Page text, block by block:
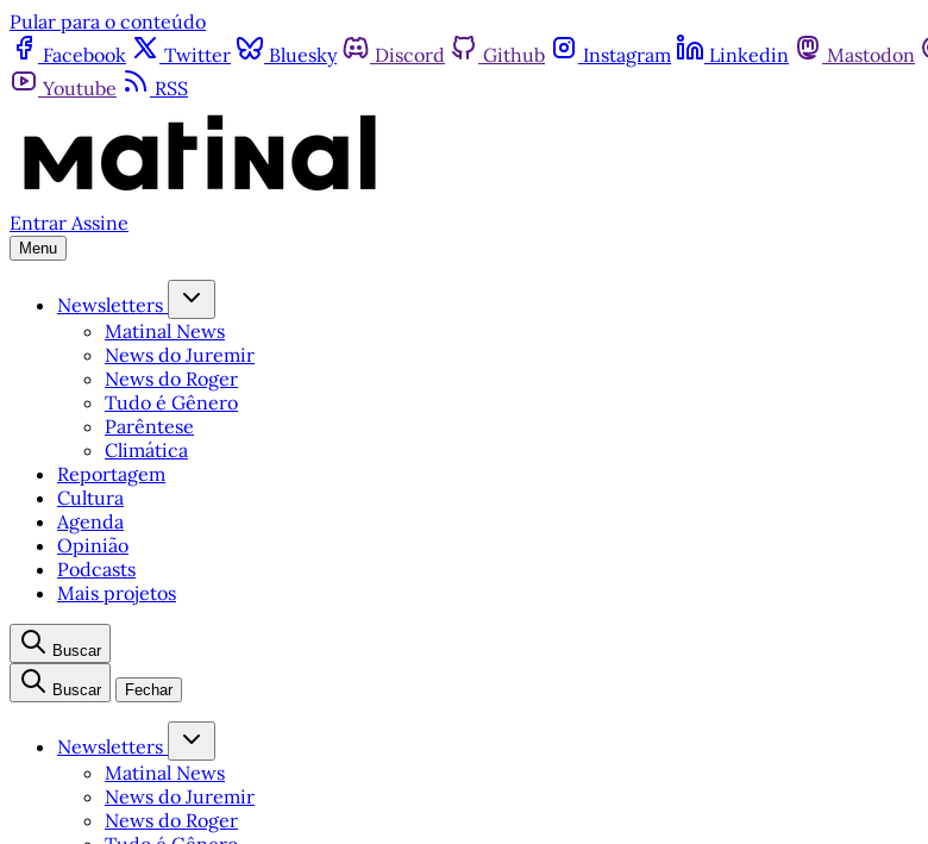
Pular para o conteúdo
Facebook
Twitter Bluesky Discord Github Instagram Linkedin Mastodon
Youtube
RSS
Entrar Assine
Menu
Newsletters
Matinal News
News do Juremir
News do Roger
Tudo é Gênero
Parêntese
Climática
Reportagem
Cultura
Agenda
Opinião
Podcasts
Mais projetos
Buscar
Buscar Fechar
Newsletters
Matinal News
News do Juremir
News do Roger